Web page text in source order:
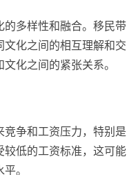
多样性和融合。移民带
化之间的相互理解和交
化之间的紧张关系。
争和工资压力，特别是
低的工资标准，这可能
。